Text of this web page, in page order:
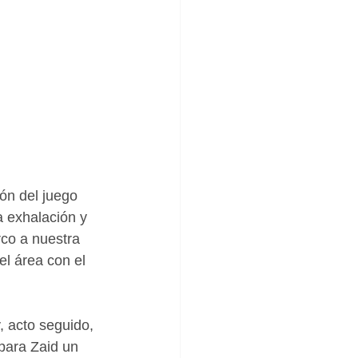
del juego
exhalación y
a nuestra
área con el
acto seguido,
Zaid un